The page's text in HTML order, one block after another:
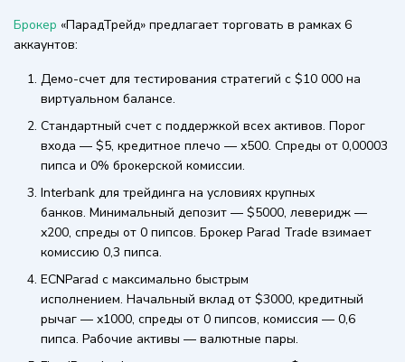
Брокер «ПарадТрейд» предлагает торговать в рамках 6
аккаунтов:
Демо-счет для тестирования стратегий с $10 000 на
виртуальном балансе.
Стандартный счет с поддержкой всех активов. Порог
входа — $5, кредитное плечо — х500. Спреды от 0,00003
пипса и 0% брокерской комиссии.
Interbank для трейдинга на условиях крупных
банков. Минимальный депозит — $5000, леверидж —
х200, спреды от 0 пипсов. Брокер Parad Trade взимает
комиссию 0,3 пипса.
ECNParad с максимально быстрым
исполнением. Начальный вклад от $3000, кредитный
рычаг — х1000, спреды от 0 пипсов, комиссия — 0,6
пипса. Рабочие активы — валютные пары.